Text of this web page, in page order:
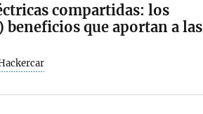
compartidas: los
beneficios que aportan a las